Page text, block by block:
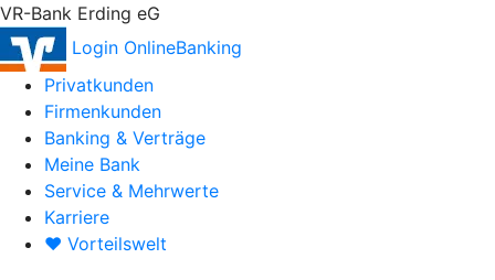
VR-Bank Erding eG
Login OnlineBanking
Privatkunden
Firmenkunden
Banking & Verträge
Meine Bank
Service & Mehrwerte
Karriere
♥ Vorteilswelt